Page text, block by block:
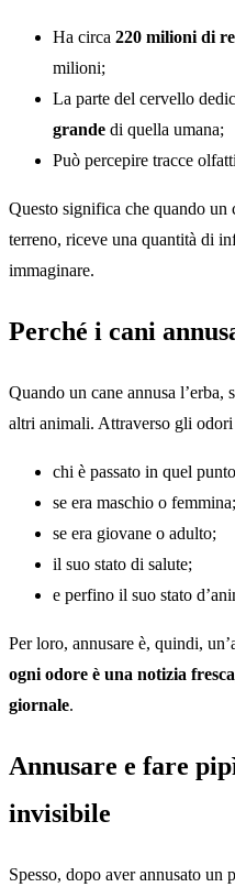
Ha circa 220 milioni di
milioni;
La parte del cervello
grande di quella umana;
Può percepire tracce
Questo significa che quando un
terreno, riceve una quantità di
immaginare.
Perché i cani
Quando un cane annusa l’erba,
altri animali. Attraverso gli odori
chi è passato in quel
se era maschio o femmina;
se era giovane o adulto;
il suo stato di salute;
e perfino il suo stato
Per loro, annusare è, quindi,
ogni odore è una notizia
giornale.
Annusare e fare
invisibile
Spesso, dopo aver annusato